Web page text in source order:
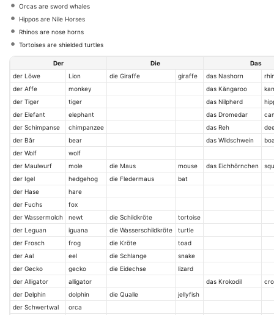
Orcas are sword whales
Hippos are Nile Horses
Rhinos are nose horns
Tortoises are shielded turtles
Der Die
Das
der Löwe
Lion die Giraffe giraffe das Nashorn
der Affe
monkey das Kăngaroo
der Tiger
tiger das Nilpherd
der Elefant
elephant das Dromedar
der Schimpanse
chimpanzee das Reh
der Băr
bear das Wildschwein
der Wolf
wolf
der Maulwurf
mole die Maus mouse das Eichhörnchen
der Igel
hedgehog die Fledermaus
bat
der Hase
hare
der Fuchs
fox
der Wassermolch
newt die Schildkröte
tortoise
der Leguan
iguana die Wasserschildkröte
turtle
der Frosch
frog die Kröte
toad
der Aal
eel die Schlange
snake
der Gecko
gecko die Eidechse
lizard
der Alligator
alligator das Krokodil
der Delphin
dolphin die Qualle
jellyfish
der Schwertwal
orca